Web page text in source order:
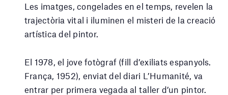
Les imatges, congelades en el temps, revelen la
trajectòria vital i iluminen el misteri de la creació
artística del pintor.
El 1978, el jove fotògraf (fill d’exiliats espanyols.
França, 1952), enviat del diari L’Humanité, va
entrar per primera vegada al taller d’un pintor.